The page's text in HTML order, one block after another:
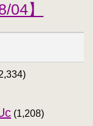
】
(1,208)